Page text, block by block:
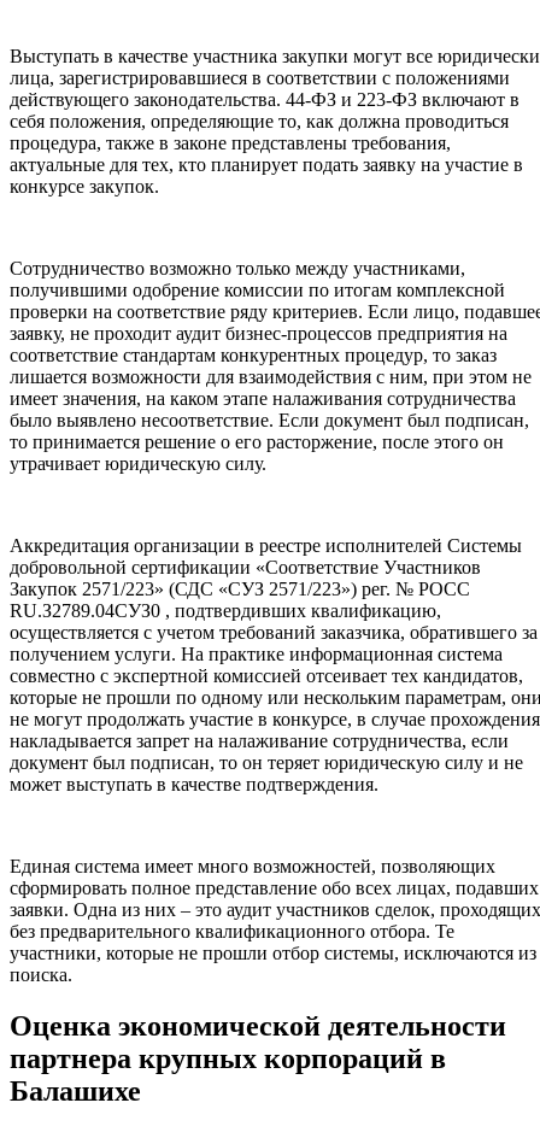
Выступать в качестве участника закупки могут все
лица, зарегистрировавшиеся в соответствии с положениями
действующего законодательства. 44-ФЗ и 223-ФЗ включают в
себя положения, определяющие то, как должна проводиться
процедура, также в законе представлены требования,
актуальные для тех, кто планирует подать заявку на участие в
конкурсе закупок.
Сотрудничество возможно только между участниками,
получившими одобрение комиссии по итогам комплексной
проверки на соответствие ряду критериев. Если лицо,
заявку, не проходит аудит бизнес-процессов предприятия на
соответствие стандартам конкурентных процедур, то заказ
лишается возможности для взаимодействия с ним, при этом не
имеет значения, на каком этапе налаживания сотрудничества
было выявлено несоответствие. Если документ был подписан,
то принимается решение о его расторжение, после этого он
утрачивает юридическую силу.
Аккредитация организации в реестре исполнителей Системы
добровольной сертификации «Соответствие Участников
Закупок 2571/223» (СДС «СУЗ 2571/223») рег. № РОСС
RU.З2789.04СУЗ0 , подтвердивших квалификацию,
осуществляется с учетом требований заказчика, обратившего за
получением услуги. На практике информационная система
совместно с экспертной комиссией отсеивает тех кандидатов,
которые не прошли по одному или нескольким параметрам,
не могут продолжать участие в конкурсе, в случае прохождения
накладывается запрет на налаживание сотрудничества, если
документ был подписан, то он теряет юридическую силу и не
может выступать в качестве подтверждения.
Единая система имеет много возможностей, позволяющих
сформировать полное представление обо всех лицах, подавших
заявки. Одна из них – это аудит участников сделок, проходящих
без предварительного квалификационного отбора. Те
участники, которые не прошли отбор системы, исключаются из
поиска.
Оценка экономической деятельности
партнера крупных корпораций в
Балашихе